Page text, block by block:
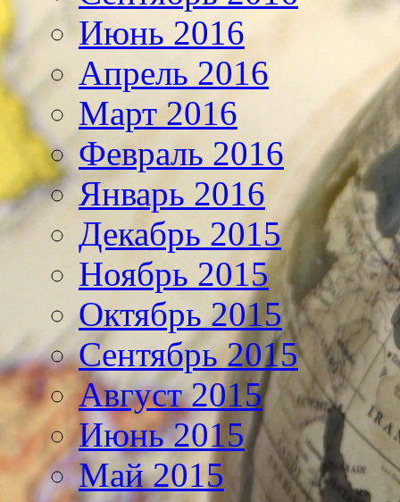
Июнь 2016
Апрель 2016
Март 2016
Февраль 2016
Январь 2016
Декабрь 2015
Ноябрь 2015
Октябрь 2015
Сентябрь 2015
Август 2015
Июнь 2015
Май 2015